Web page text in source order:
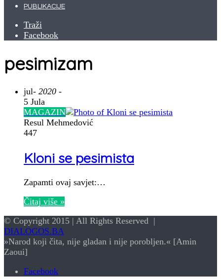
PUBLIKACIJE
Traži
Facebook
pesimizam
jul- 2020 -
5 Jula
MAGAZIN
Resul Mehmedović
447
Kloni se pesimista
Zapamti ovaj savjet:…
Čitaj više »
© Copyright 2015 | All Rights Reserved |
DIALOGOS.BA
»Narod koji čita, nije gladan i nije porobljen.« [Amin
Zaoui]
Facebook